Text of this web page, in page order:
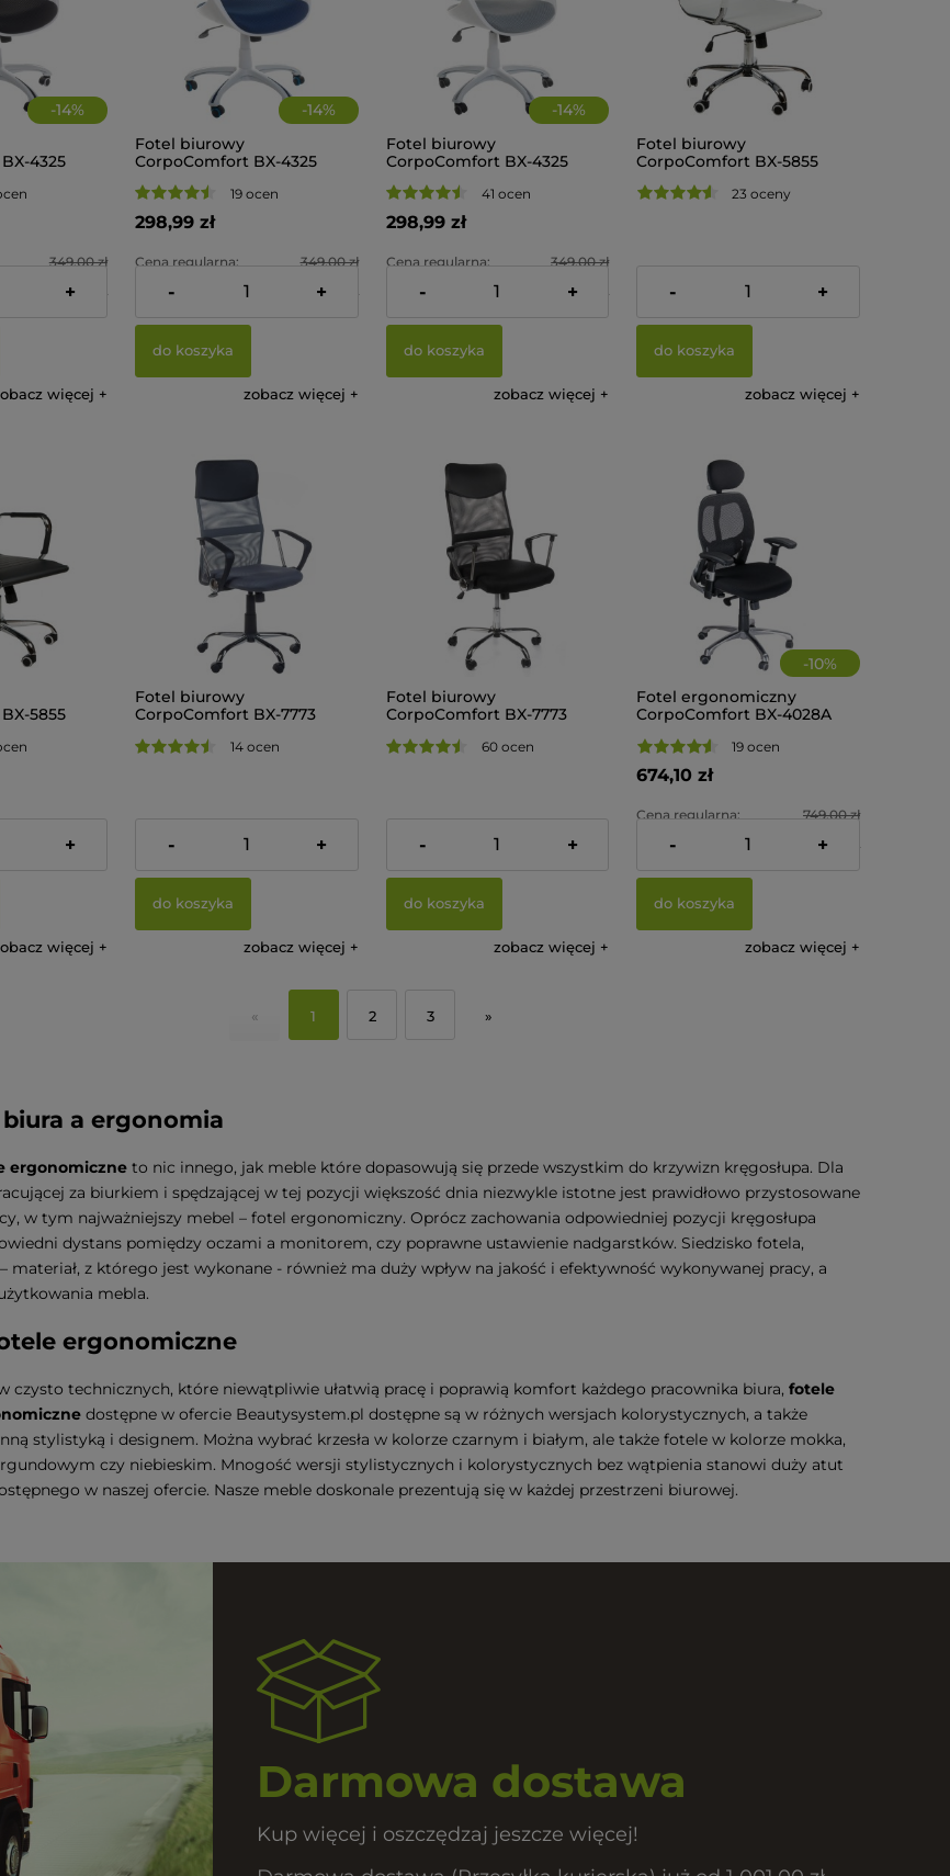
-14%
4325
349,00 zł
298,99 zł
+
więcej
-14%
Fotel biurowy
CorpoComfort BX-4325
19 ocen
298,99 zł
Cena regularna: 349,00 zł
Najniższa cena: 298,99 zł
- +
do koszyka
zobacz więcej
-14%
Fotel biurowy
CorpoComfort BX-4325
41 ocen
298,99 zł
Cena regularna: 349,00 zł
Najniższa cena: 298,99 zł
- +
do koszyka
zobacz więcej
Fotel biurowy
CorpoComfort BX-5855
23 oceny
479,00 zł
- +
do koszyka
zobacz więcej
5855
+
więcej
Fotel biurowy
CorpoComfort BX-7773
14 ocen
219,00 zł
- +
do koszyka
zobacz więcej
Fotel biurowy
CorpoComfort BX-7773
60 ocen
219,00 zł
- +
do koszyka
zobacz więcej
-10%
Fotel ergonomiczny
CorpoComfort BX-4028A
19 ocen
674,10 zł
Cena regularna: 749,00 zł
Najniższa cena: 764,10 zł
- +
do koszyka
zobacz więcej
« 1 2 3 »
a ergonomia
ergonomiczne to nic innego, jak meble które dopasowują się przede wszystkim do krzywizn kręgosłupa. Dla
za biurkiem i spędzającej w tej pozycji większość dnia niezwykle istotne jest prawidłowo przystosowane
w tym najważniejszy mebel – fotel ergonomiczny. Oprócz zachowania odpowiedniej pozycji kręgosłupa
dystans pomiędzy oczami a monitorem, czy poprawne ustawienie nadgarstków. Siedzisko fotela,
materiał, z którego jest wykonane - również ma duży wpływ na jakość i efektywność wykonywanej pracy, a
mebla.
ergonomiczne
czysto technicznych, które niewątpliwie ułatwią pracę i poprawią komfort każdego pracownika biura, fotele
dostępne w ofercie Beautysystem.pl dostępne są w różnych wersjach kolorystycznych, a także
stylistyką i designem. Można wybrać krzesła w kolorze czarnym i białym, ale także fotele w kolorze mokka,
czy niebieskim. Mnogość wersji stylistycznych i kolorystycznych bez wątpienia stanowi duży atut
w naszej ofercie. Nasze meble doskonale prezentują się w każdej przestrzeni biurowej.
Darmowa dostawa
Kup więcej i oszczędzaj jeszcze więcej!